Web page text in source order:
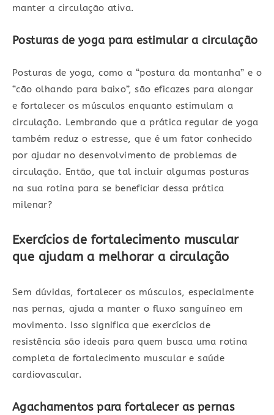
manter a circulação ativa.
Posturas de yoga para estimular a circulação
Posturas de yoga, como a “postura da montanha” e o
“cão olhando para baixo”, são eficazes para alongar
e fortalecer os músculos enquanto estimulam a
circulação. Lembrando que a prática regular de yoga
também reduz o estresse, que é um fator conhecido
por ajudar no desenvolvimento de problemas de
circulação. Então, que tal incluir algumas posturas
na sua rotina para se beneficiar dessa prática
milenar?
Exercícios de fortalecimento muscular
que ajudam a melhorar a circulação
Sem dúvidas, fortalecer os músculos, especialmente
nas pernas, ajuda a manter o fluxo sanguíneo em
movimento. Isso significa que exercícios de
resistência são ideais para quem busca uma rotina
completa de fortalecimento muscular e saúde
cardiovascular.
Agachamentos para fortalecer as pernas